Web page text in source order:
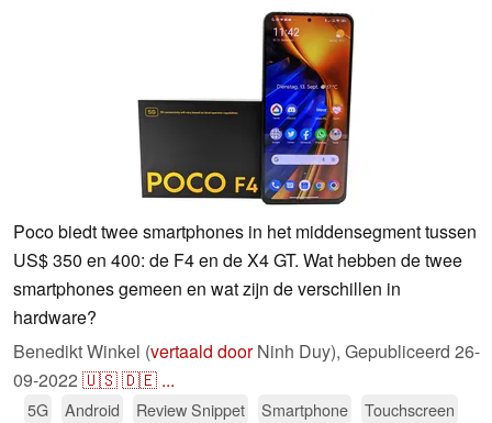
Poco biedt twee smartphones in het middensegment tussen
US$ 350 en 400: de F4 en de X4 GT. Wat hebben de twee
smartphones gemeen en wat zijn de verschillen in
hardware?
Benedikt Winkel (vertaald doorNinh Duy), Gepubliceerd 26-
09-2022 🇺🇸🇩🇪 ...
5G Android Review Snippet Smartphone Touchscreen